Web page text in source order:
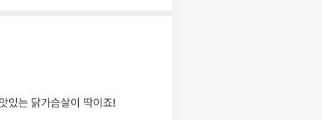
있는 닭가슴살이 딱이죠!